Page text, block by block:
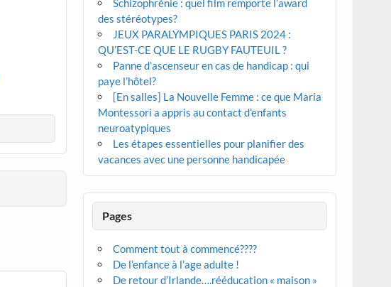
Schizophrénie : quel film remporte l’award
des stéréotypes?
JEUX PARALYMPIQUES PARIS 2024 :
QU’EST-CE QUE LE RUGBY FAUTEUIL ?
Panne d’ascenseur en cas de handicap : qui
paye l’hôtel?
[En salles] La Nouvelle Femme : ce que Maria
Montessori a appris au contact d’enfants
neuroatypiques
Les étapes essentielles pour planifier des
vacances avec une personne handicapée
Pages
Comment tout à commencé????
De l’enfance à l’age adulte !
De retour d’Irlande….rééducation « maison »